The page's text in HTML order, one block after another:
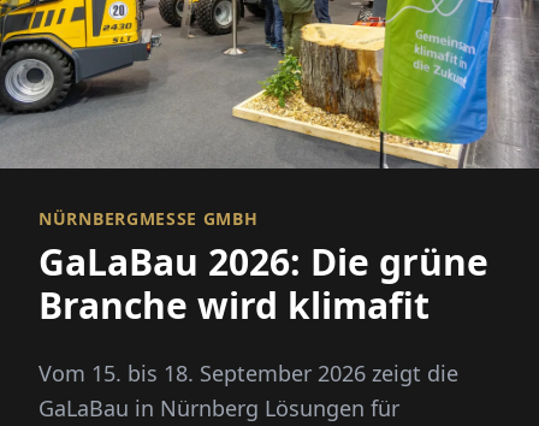
NÜRNBERGMESSE GMBH
GaLaBau 2026: Die grüne
Branche wird klimafit
Vom 15. bis 18. September 2026 zeigt die
GaLaBau in Nürnberg Lösungen für